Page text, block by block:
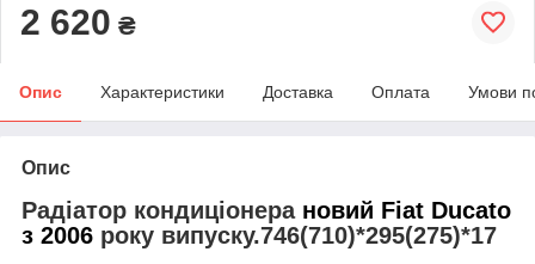
2 620 ₴
Опис Характеристики Доставка Оплата Умови
Опис
Радіатор кондиціонерановий Fiat Ducato
з 2006 року випуску.746(710)*295(275)*17